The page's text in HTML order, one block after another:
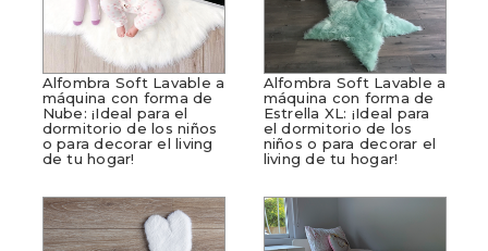
Alfombra Soft Lavable a
máquina con forma de
Nube: ¡Ideal para el
dormitorio de los niños
o para decorar el living
de tu hogar!
Alfombra Soft Lavable a
máquina con forma de
Estrella XL: ¡Ideal para
el dormitorio de los
niños o para decorar el
living de tu hogar!